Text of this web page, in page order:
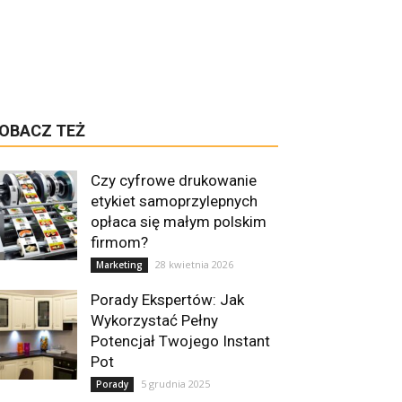
TEŻ
Czy cyfrowe drukowanie
etykiet samoprzylepnych
opłaca się małym polskim
firmom?
Marketing 28 kwietnia 2026
Porady Ekspertów: Jak
Wykorzystać Pełny
Potencjał Twojego Instant
Pot
Porady 5 grudnia 2025